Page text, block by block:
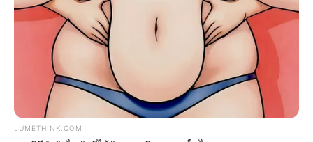
BRAINBERRIES
LUMETHINK.COM